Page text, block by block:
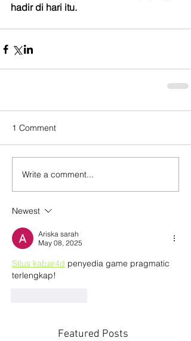
hadir di hari itu.
1 Comment
Write a comment...
Newest
Ariska sarah
May 08, 2025
Situs kabar4d penyedia game pragmatic
terlengkap!
Featured Posts